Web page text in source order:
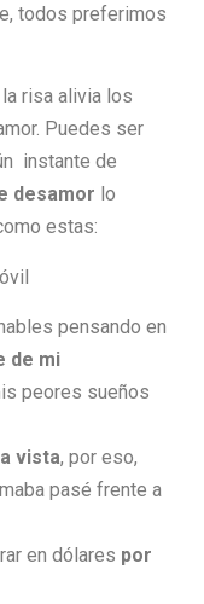
todos preferimos
risa alivia los
Puedes ser
instante de
desamor lo
estas:
pensando en
de mi
peores sueños
vista, por eso,
pasé frente a
en dólares por